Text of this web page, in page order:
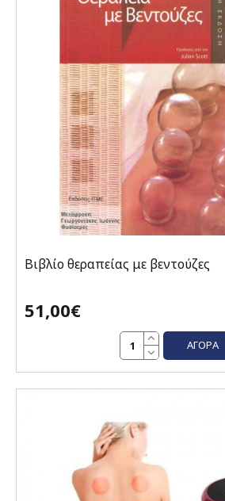
Βιβλίο θεραπείας με βεντούζες
51,00€
ΑΓΟΡΆ